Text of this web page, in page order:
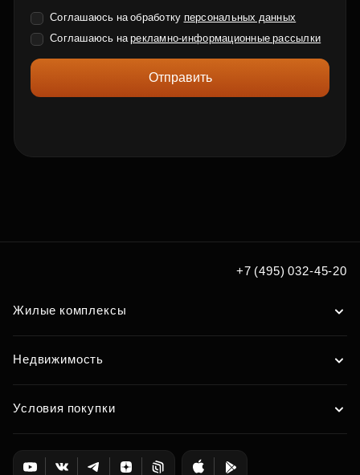
Соглашаюсь на обработку персональных данных
Соглашаюсь нарекламно-информационные рассылки
Отправить
+7 (495) 032-45-20
Жилые комплексы
Недвижимость
Условия покупки